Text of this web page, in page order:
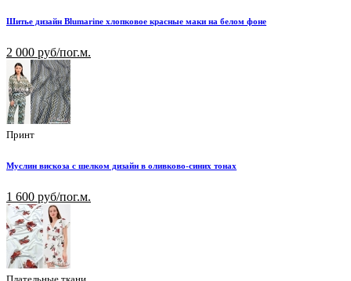
Шитье дизайн Blumarine хлопковое красные маки на белом фоне
2 000 руб/пог.м.
Принт
Муслин вискоза с шелком дизайн в оливково-синих тонах
1 600 руб/пог.м.